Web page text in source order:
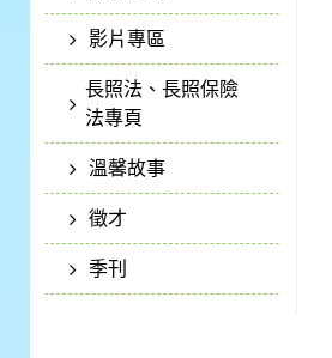
影片專區
長照法、長照保險
法專頁
溫馨故事
徵才
季刊